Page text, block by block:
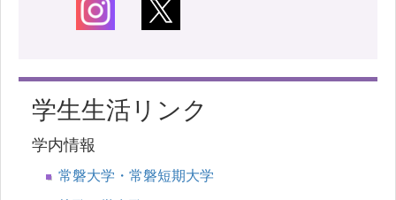
学生生活リンク
学内情報
常磐大学・常磐短期大学